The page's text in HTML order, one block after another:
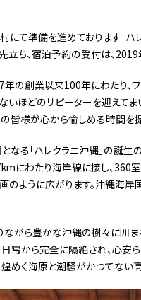
村にて準備を進めております「
立ち、宿泊予約の受付は、
年の創業以来100年にわたり
いほどのリピーターを迎えて
皆様が心から愉しめる時間を
となる「ハレクラニ沖縄」の
にわたり海岸線に接し、360
のように広がります。沖縄海
ながら豊かな沖縄の樹々に囲
常から完全に隔絶され、心安
めく海原と潮騒がかつてない